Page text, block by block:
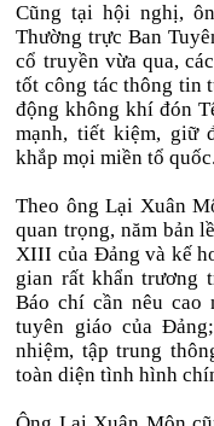
Cũng tại hội nghị,
Thường trực Ban
cổ truyền vừa qua,
tốt công tác thông tin
động không khí đón
mạnh, tiết kiệm, giữ
khắp mọi miền tổ quốc.
Theo ông Lại Xuân
quan trọng, năm bản
XIII của Đảng và kế
gian rất khẩn trương
Báo chí cần nêu cao
tuyên giáo của
nhiệm, tập trung
toàn diện tình hình